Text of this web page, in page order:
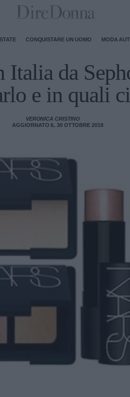
CONQUISTARE UN UOMO MODA
Italia da
e in quali
VERONICA CRISTINO
AGGIORNATO IL 30 OTTOBRE 2018